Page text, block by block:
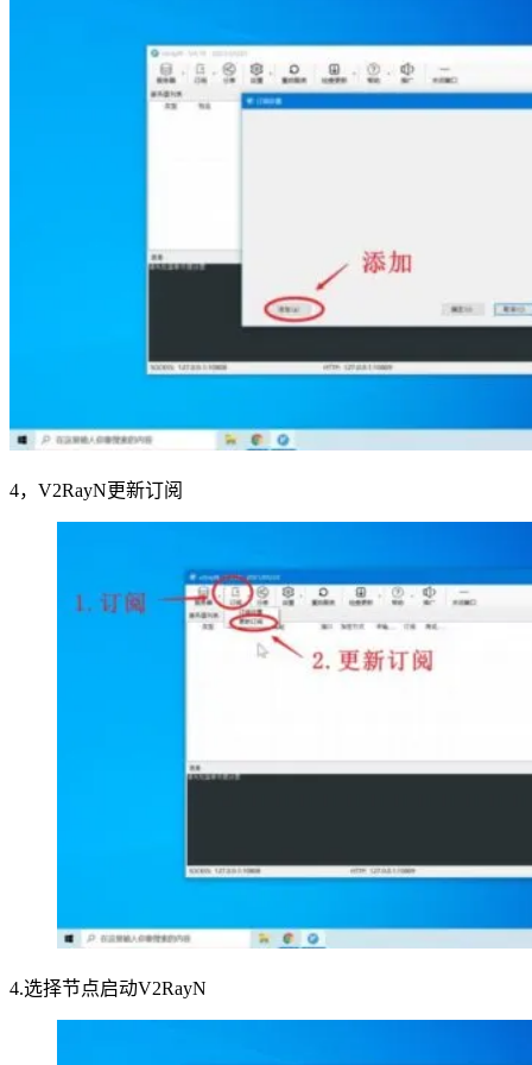
4，V2RayN更新订阅
4.选择节点启动V2RayN